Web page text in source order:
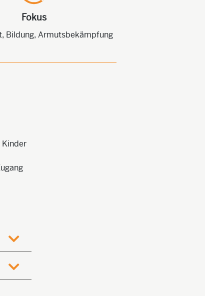
Fokus
Bildung, Armutsbekämpfung
Kinder
öffnen
öffnen